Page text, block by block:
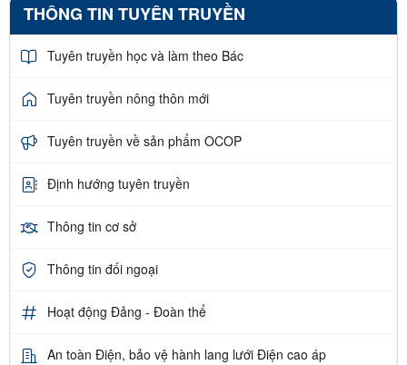
THÔNG TIN TUYÊN TRUYỀN
Tuyên truyền học và làm theo Bác
Tuyên truyền nông thôn mới
Tuyên truyền về sản phẩm OCOP
Định hướng tuyên truyền
Thông tin cơ sở
Thông tin đối ngoại
Hoạt động Đảng - Đoàn thể
An toàn Điện, bảo vệ hành lang lưới Điện cao áp